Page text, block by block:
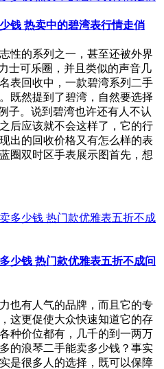
钱 热卖中的碧湾表行情走俏
性的系列之一，甚至还被外界
士可乐圈，并且类似的声音几
表回收中，一款碧湾系列二手
既然提到了碧湾，自然要选择
子。说到碧湾也许还有人不认
后应该就不会这样了，它的行
出的回收价格又有怎么样的表
圈双时区手表展示图首先，想
少钱 热门款优雅表五折不成问
也有人气的品牌，而且它的专
这更促使大众快速知道它的存
种价位都有，几千的到一两万
的浪琴二手能卖多少钱？事实
是很多人的选择，既可以保障